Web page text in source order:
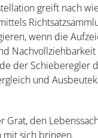
greift nach
wenn die
der Schieberegler
und
Grat, den
sich bringen.